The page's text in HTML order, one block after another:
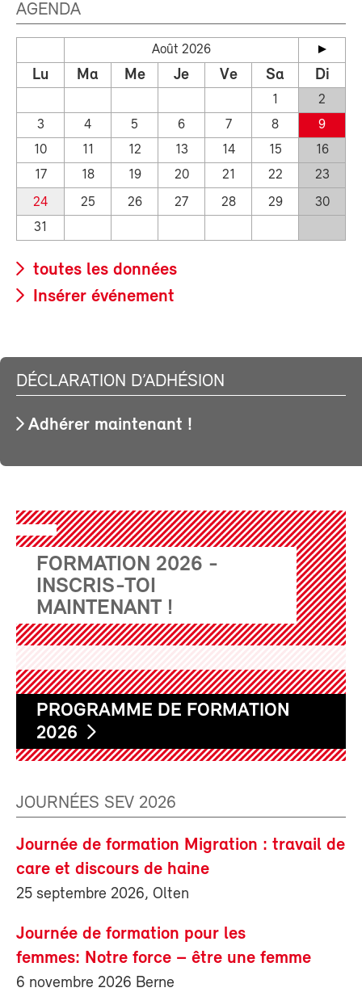
AGENDA
Août 2026
Lu Ma Me Je Ve Sa Di
1
2
3
4 5 6 7 8
9
10
11 12 13 14 15
16
17
18 19 20 21 22
23
24
25 26 27 28 29
30
31
toutes les données
Insérer événement
DÉCLARATION D’ADHÉSION
Adhérer maintenant !
FORMATION 2026 -
INSCRIS-TOI
MAINTENANT !
PROGRAMME DE FORMATION
2026
JOURNÉES SEV 2026
Journée de formation Migration : travail de
care et discours de haine
25 septembre 2026, Olten
Journée de formation pour les
femmes: Notre force – être une femme
6 novembre 2026 Berne